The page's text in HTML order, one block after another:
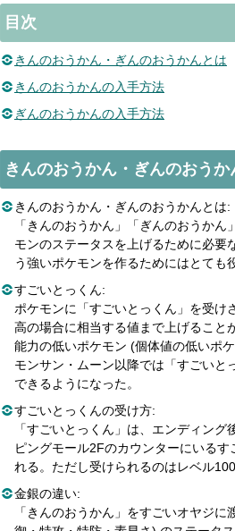
目次
きんのおうかん・ぎんのおうかんとは
きんのおうかんの入手方法
ぎんのおうかんの入手方法
きんのおうかん・ぎんのおうか
きんのおうかん・ぎんのおうかんとは:
「きんのおうかん」「ぎんのおうかん
モンのステータスを上げるために必要
う強いポケモンを作るためにはとても
すごいとっくん:
ポケモンに「すごいとっくん」を受け
高の場合に相当する値まで上げること
能力の低いポケモン (個体値の低いポ
モンサン・ムーン以降では「すごいと
できるようになった。
すごいとっくんの受け方:
「すごいとっくん」は、エンディング
ピングモール2Fのカウンターにいる
れる。ただし受けられるのはレベル
金銀の違い:
「きんのおうかん」をすごいオヤジ